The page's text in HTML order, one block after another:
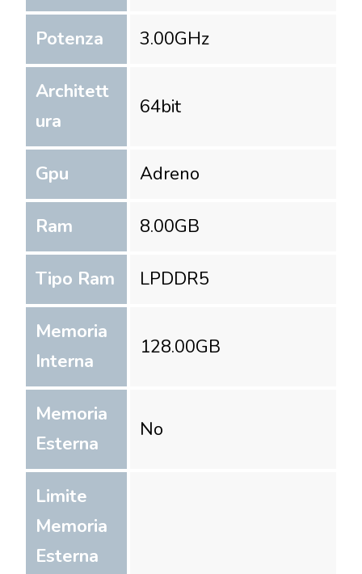
Potenza 3.00GHz
Architett
ura
64bit
Gpu Adreno
Ram 8.00GB
Tipo Ram LPDDR5
Memoria
Interna
128.00GB
Memoria
Esterna
No
Limite
Memoria
Esterna